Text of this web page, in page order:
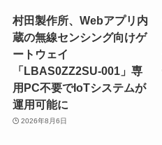
村田製作所、Webアプリ内
蔵の無線センシング向けゲ
ートウェイ
「LBAS0ZZ2SU-001」専
用PC不要でIoTシステムが
運用可能に
2026年8月6日